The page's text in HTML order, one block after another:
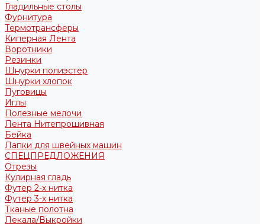
Гладильные столы
Фурнитура
Термотрансферы
Киперная Лента
Воротники
Резинки
Шнурки полиэстер
Шнурки хлопок
Пуговицы
Иглы
Полезные мелочи
Лента Нитепрошивная
Бейка
Лапки для швейных машин
СПЕЦПРЕДЛОЖЕНИЯ
Отрезы
Кулирная гладь
Футер 2-х нитка
Футер 3-х нитка
Тканые полотна
Лекала/Выкройки